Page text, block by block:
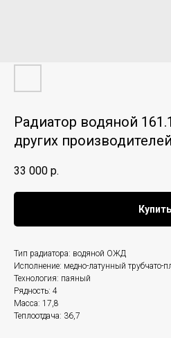
Радиатор водяной
других
33 000 р.
Купить
Тип радиатора: водяной ОЖД
Исполнение: медно-латунный трубчато-
Технология: паяный
Рядность: 4
Масса: 17,8
Теплоотдача: 36,7